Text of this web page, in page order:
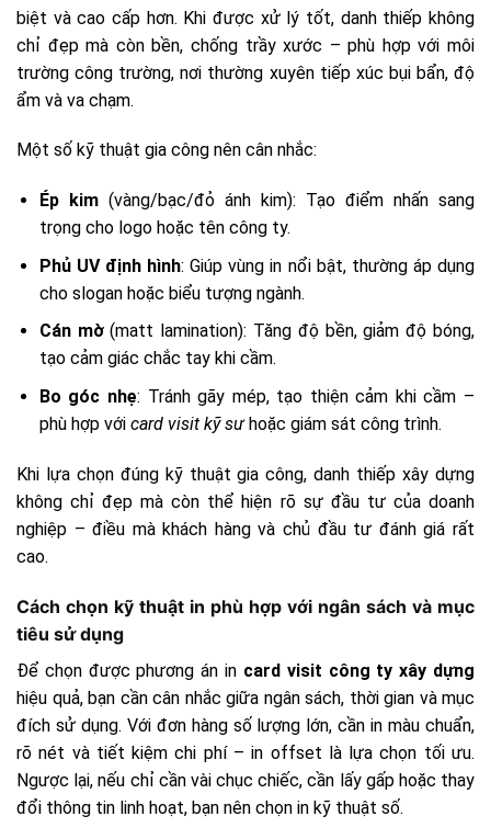
biệt và cao cấp hơn. Khi được xử lý tốt, danh thiếp không
chỉ đẹp mà còn bền, chống trầy xước – phù hợp với môi
trường công trường, nơi thường xuyên tiếp xúc bụi bẩn, độ
ẩm và va chạm.
Một số kỹ thuật gia công nên cân nhắc:
Ép kim(vàng/bạc/đỏ ánh kim): Tạo điểm nhấn sang
trọng cho logo hoặc tên công ty.
Phủ UV định hình: Giúp vùng in nổi bật, thường áp dụng
cho slogan hoặc biểu tượng ngành.
Cán mờ(matt lamination): Tăng độ bền, giảm độ bóng,
tạo cảm giác chắc tay khi cầm.
Bo góc nhẹ: Tránh gãy mép, tạo thiện cảm khi cầm –
phù hợp với card visit kỹ sưhoặc giám sát công trình.
Khi lựa chọn đúng kỹ thuật gia công, danh thiếp xây dựng
không chỉ đẹp mà còn thể hiện rõ sự đầu tư của doanh
nghiệp – điều mà khách hàng và chủ đầu tư đánh giá rất
cao.
Cách chọn kỹ thuật in phù hợp với ngân sách và mục
tiêu sử dụng
Để chọn được phương án in card visit công ty xây dựng
hiệu quả, bạn cần cân nhắc giữa ngân sách, thời gian và mục
đích sử dụng. Với đơn hàng số lượng lớn, cần in màu chuẩn,
rõ nét và tiết kiệm chi phí – in offset là lựa chọn tối ưu.
Ngược lại, nếu chỉ cần vài chục chiếc, cần lấy gấp hoặc thay
đổi thông tin linh hoạt, bạn nên chọn in kỹ thuật số.